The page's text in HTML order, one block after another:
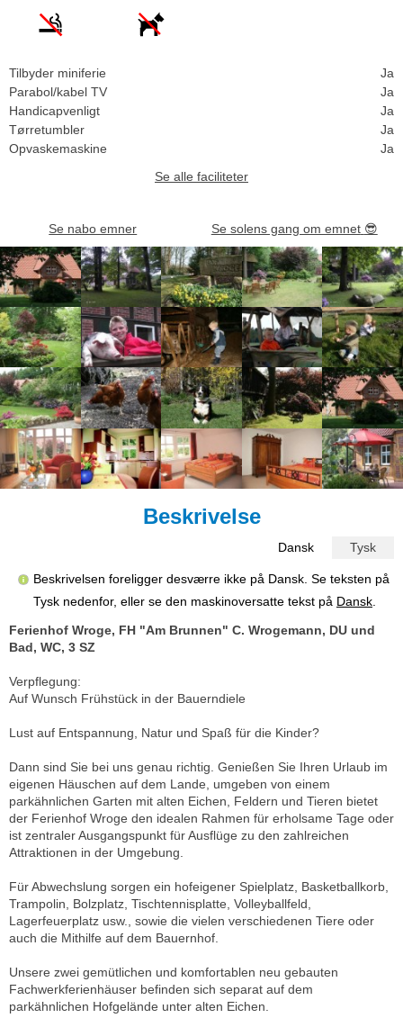
Tilbyder miniferie
Ja
Parabol/kabel TV
Ja
Handicapvenligt
Ja
Tørretumbler
Ja
Opvaskemaskine
Ja
Se alle faciliteter
Se nabo emner Se solens gang om emnet 😎
Beskrivelse
Dansk Tysk
Beskrivelsen foreligger desværre ikke på Dansk. Se teksten på
Tysk nedenfor, eller se den maskinoversatte tekst på Dansk
Ferienhof Wroge, FH "Am Brunnen" C. Wrogemann, DU und
Bad, WC, 3 SZ
Verpflegung:
Auf Wunsch Frühstück in der Bauerndiele
Lust auf Entspannung, Natur und Spaß für die Kinder?
Dann sind Sie bei uns genau richtig. Genießen Sie Ihren Urlaub im
eigenen Häuschen auf dem Lande, umgeben von einem
parkähnlichen Garten mit alten Eichen, Feldern und Tieren bietet
der Ferienhof Wroge den idealen Rahmen für erholsame Tage oder
ist zentraler Ausgangspunkt für Ausflüge zu den zahlreichen
Attraktionen in der Umgebung.
Für Abwechslung sorgen ein hofeigener Spielplatz, Basketballkorb,
Trampolin, Bolzplatz, Tischtennisplatte, Volleyballfeld,
Lagerfeuerplatz usw., sowie die vielen verschiedenen Tiere oder
auch die Mithilfe auf dem Bauernhof.
Unsere zwei gemütlichen und komfortablen neu gebauten
Fachwerkferienhäuser befinden sich separat auf dem
parkähnlichen Hofgelände unter alten Eichen.